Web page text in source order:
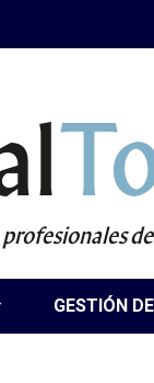
GESTIÓN